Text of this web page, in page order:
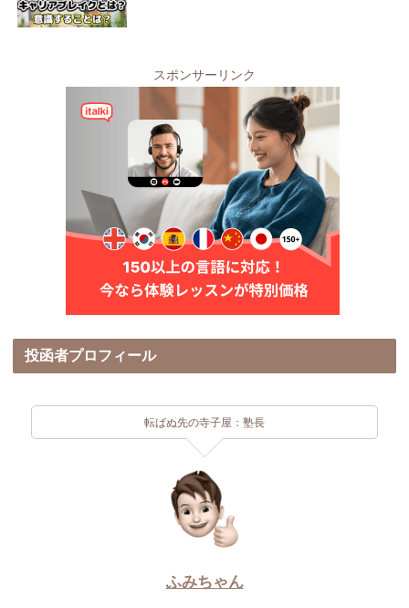
スポンサーリンク
投函者プロフィール
転ばぬ先の寺子屋：塾長
ふみちゃん